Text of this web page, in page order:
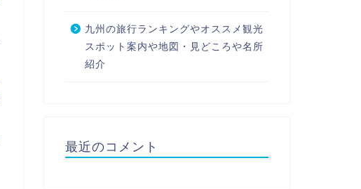
九州の旅行ランキングやオススメ観光
スポット案内や地図・見どころや名所
紹介
最近のコメント